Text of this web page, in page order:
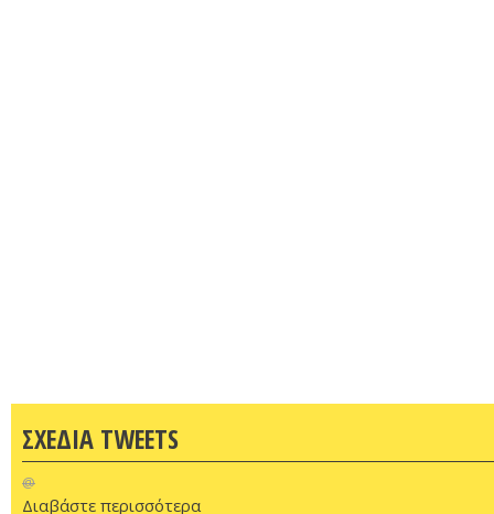
ΣΧΕΔΙΑ TWEETS
@
Διαβάστε περισσότερα